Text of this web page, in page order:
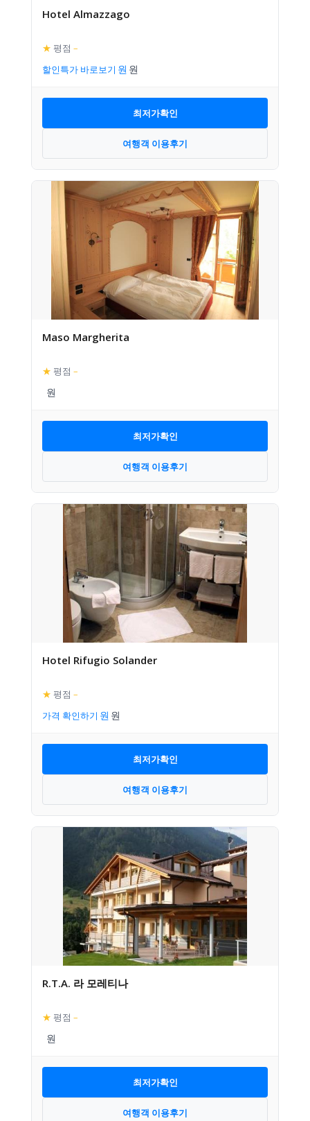
Hotel Almazzago
★ 평점 –
할인특가 바로보기
최저가확인
여행객 이용후기
Maso Margherita
★ 평점 –
최저가확인
여행객 이용후기
Hotel Rifugio Solander
★ 평점 –
가격 확인하기
최저가확인
여행객 이용후기
R.T.A. 라 모레티나
★ 평점 –
최저가확인
여행객 이용후기